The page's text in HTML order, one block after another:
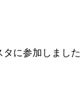
に参加しました